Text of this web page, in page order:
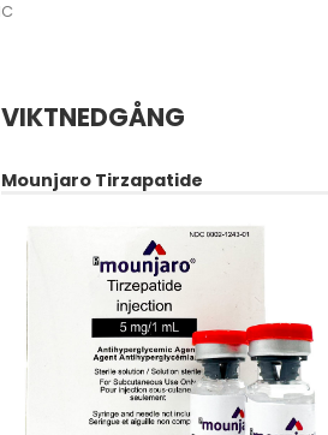
VIKTNEDGÅNG
Mounjaro Tirzapatide